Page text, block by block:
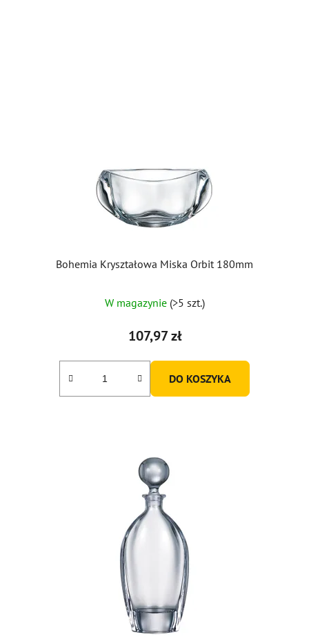
Bohemia Kryształowa Miska Orbit 180mm
W magazynie (>5 szt.)
107,97 zł
DO KOSZYKA